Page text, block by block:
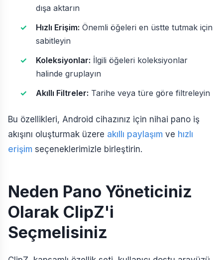
dışa aktarın
Hızlı Erişim: Önemli öğeleri en üstte tutmak için
sabitleyin
Koleksiyonlar: İlgili öğeleri koleksiyonlar
halinde gruplayın
Akıllı Filtreler: Tarihe veya türe göre filtreleyin
Bu özellikleri, Android cihazınız için nihai pano iş
akışını oluşturmak üzere akıllı paylaşım ve hızlı
erişim seçeneklerimizle birleştirin.
Neden Pano Yöneticiniz
Olarak ClipZ'i
Seçmelisiniz